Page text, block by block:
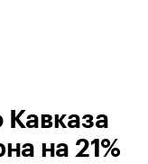
Кавказа
на 21%